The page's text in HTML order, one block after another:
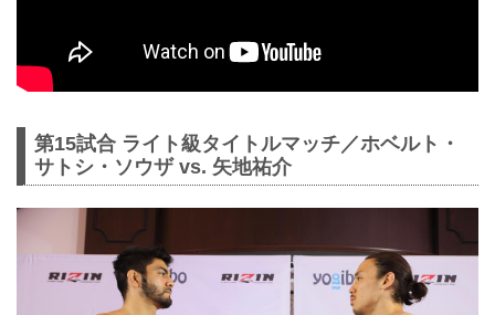
第15試合 ライト級タイトルマッチ／ホベルト・
サトシ・ソウザ vs. 矢地祐介